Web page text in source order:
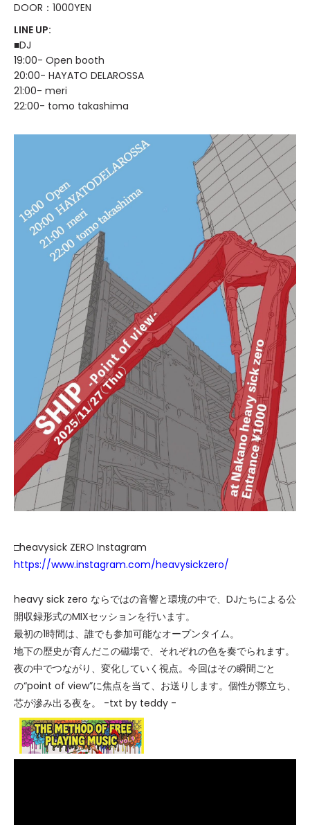
DOOR：1000YEN
LINE UP:
■DJ
19:00- Open booth
20:00- HAYATO DELAROSSA
21:00- meri
22:00- tomo takashima
□heavysick ZERO Instagram
https://www.instagram.com/heavysickzero/
heavy sick zero ならではの音響と環境の中で、DJたちによる公
開収録形式のMIXセッションを行います。
最初の1時間は、誰でも参加可能なオープンタイム。
地下の歴史が育んだこの磁場で、それぞれの色を奏でられます。
夜の中でつながり、変化していく視点。今回はその瞬間ごと
の“point of view”に焦点を当て、お送りします。個性が際立ち、
芯が滲み出る夜を。 -txt by teddy -